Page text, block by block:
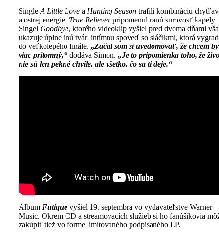
Single A Little Love a Hunting Season trafili kombináciu
a ostrej energie. True Believerpripomenul ranú surovosť kapely.
Singel Goodbye, ktorého videoklip vyšiel pred dvoma dňami
ukazuje úplne inú tvár: intímnu spoveď so sláčikmi, ktorá
do veľkolepého finále. „Začal som si uvedomovať, že chcem
viac prítomný,“ dodáva Simon. „Je to pripomienka toho, že
nie sú len pekné chvíle, ale všetko, čo sa ti deje.“
Album Futique vyšiel 19. septembra vo vydavateľstve Warner
Music. Okrem CD a streamovacích služieb si ho fanúšikovia
zakúpiť tiež vo forme limitovaného podpísaného LP.